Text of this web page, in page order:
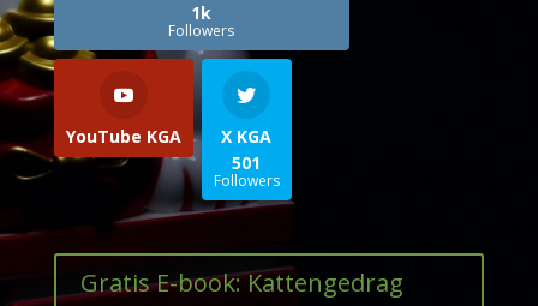
1k
Followers
YouTube KGA
X KGA
501
Followers
Gratis E-book: Kattengedrag